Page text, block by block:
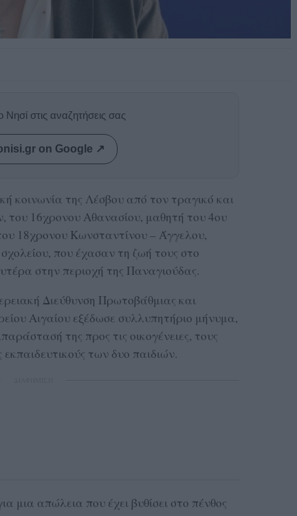
στις αναζητήσεις σας
on Google ↗
κοινωνία της Λέσβου από τον τραγικό και
16χρονου Αθανασίου, μαθητή του 4ου
18χρονου Κωνσταντίνου – Άγγελου,
που έχασαν τη ζωή τους στο
στην περιοχή της Παναγιούδας.
Διεύθυνση Πρωτοβάθμιας και
Αιγαίου εξέδωσε συλλυπητήριο μήνυμα,
της προς τις οικογένειες, τους
των δυο παιδιών.
μια απώλεια που έχει βυθίσει στο πένθος